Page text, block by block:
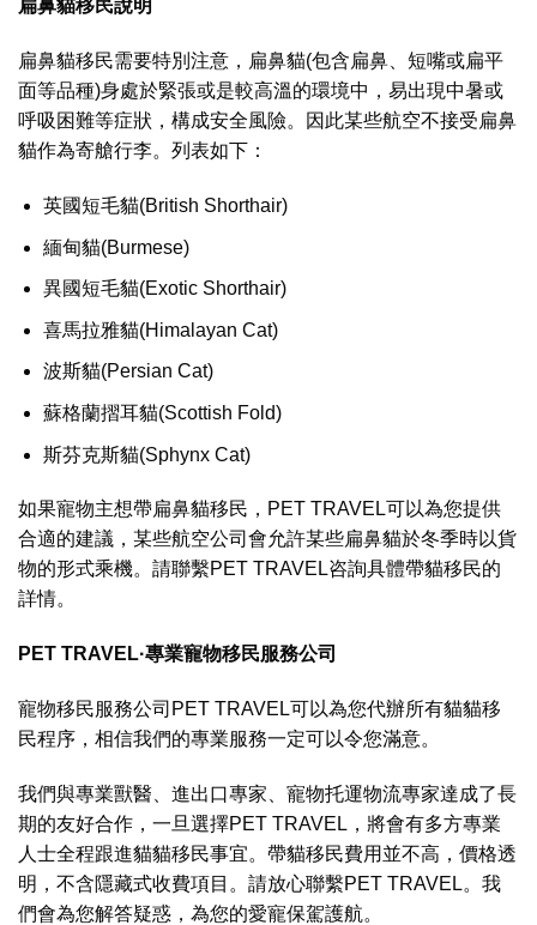
扁鼻貓移民說明
扁鼻貓移民需要特別注意，扁鼻貓(包含扁鼻、短嘴或扁平
面等品種)身處於緊張或是較高溫的環境中，易出現中暑或
呼吸困難等症狀，構成安全風險。因此某些航空不接受扁鼻
貓作為寄艙行李。列表如下：
英國短毛貓(British Shorthair)
緬甸貓(Burmese)
異國短毛貓(Exotic Shorthair)
喜馬拉雅貓(Himalayan Cat)
波斯貓(Persian Cat)
蘇格蘭摺耳貓(Scottish Fold)
斯芬克斯貓(Sphynx Cat)
如果寵物主想帶扁鼻貓移民，PET TRAVEL可以為您提供
合適的建議，某些航空公司會允許某些扁鼻貓於冬季時以貨
物的形式乘機。請聯繫PET TRAVEL咨詢具體帶貓移民的
詳情。
PET TRAVEL·專業寵物移民服務公司
寵物移民服務公司PET TRAVEL可以為您代辦所有貓貓移
民程序，相信我們的專業服務一定可以令您滿意。
我們與專業獸醫、進出口專家、寵物托運物流專家達成了長
期的友好合作，一旦選擇PET TRAVEL，將會有多方專業
人士全程跟進貓貓移民事宜。帶貓移民費用並不高，價格透
明，不含隱藏式收費項目。請放心聯繫PET TRAVEL。我
們會為您解答疑惑，為您的愛寵保駕護航。